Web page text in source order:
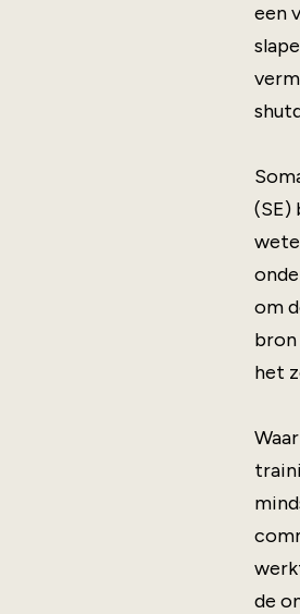
een
(SE)
om
bron
het
de